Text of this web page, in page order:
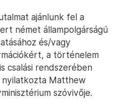
ajánlunk fel a
német állampolgárságú
és/vagy
a történelem
csalási rendszerében
nyilatkozta Matthew
szóvivője.